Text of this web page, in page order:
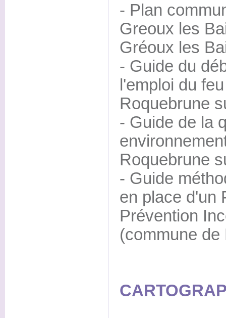
- Plan
Greoux les
Gréoux les
- Guide du
l'emploi du
Roquebrune
- Guide de la
Roquebrune
- Guide
en place d'un
Prévention
(commune de